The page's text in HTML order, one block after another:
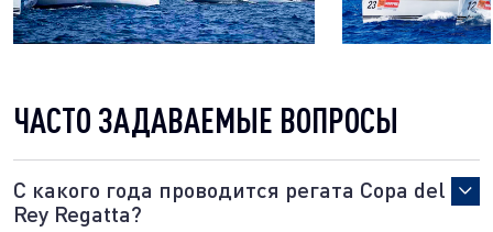
ЧАСТО ЗАДАВАЕМЫЕ ВОПРОСЫ
С какого года проводится регата Copa del
Rey Regatta?